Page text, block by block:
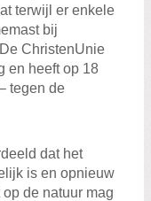
terwijl er enkele
bij
ChristenUnie
en heeft op 18
tegen de
dat het
is en opnieuw
de natuur mag